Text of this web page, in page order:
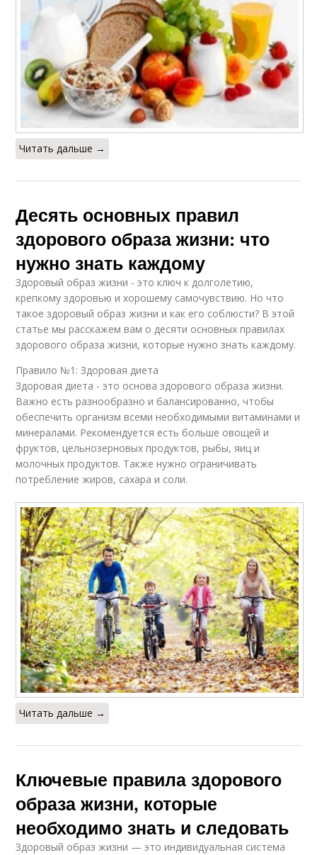
Читать дальше →
Десять основных правил
здорового образа жизни: что
нужно знать каждому
Здоровый образ жизни - это ключ к долголетию,
крепкому здоровью и хорошему самочувствию. Но что
такое здоровый образ жизни и как его соблюсти? В этой
статье мы расскажем вам о десяти основных правилах
здорового образа жизни, которые нужно знать каждому.
Правило №1: Здоровая диета
Здоровая диета - это основа здорового образа жизни.
Важно есть разнообразно и балансированно, чтобы
обеспечить организм всеми необходимыми витаминами и
минералами. Рекомендуется есть больше овощей и
фруктов, цельнозерновых продуктов, рыбы, яиц и
молочных продуктов. Также нужно ограничивать
потребление жиров, сахара и соли.
Читать дальше →
Ключевые правила здорового
образа жизни, которые
необходимо знать и следовать
Здоровый образ жизни — это индивидуальная система